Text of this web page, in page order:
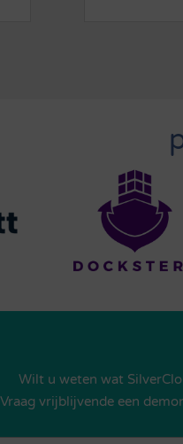
Wilt u weten wat
Vraag vrijblijvende een